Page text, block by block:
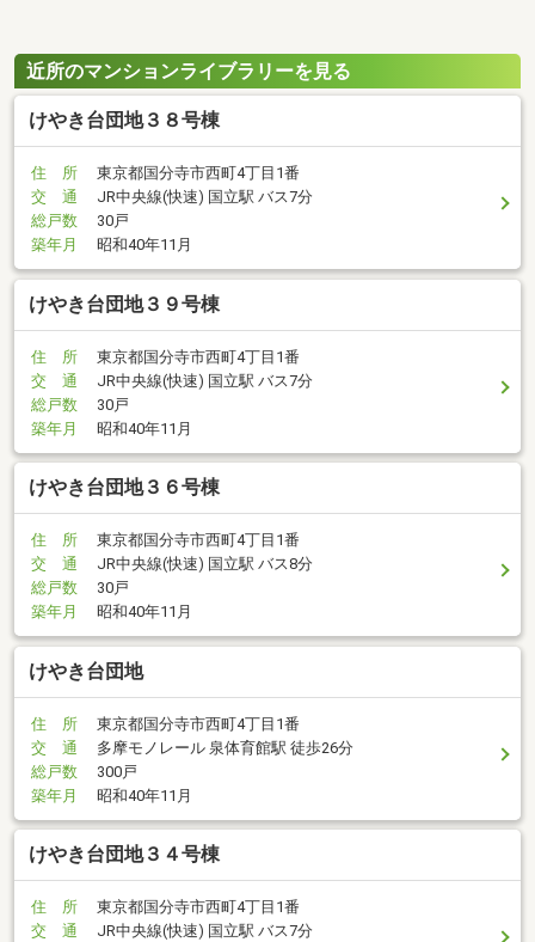
近所のマンションライブラリーを見る
けやき台団地３８号棟
住 所
東京都国分寺市西町4丁目1番
交 通
JR中央線(快速) 国立駅 バス7分
総戸数
30戸
築年月
昭和40年11月
けやき台団地３９号棟
住 所
東京都国分寺市西町4丁目1番
交 通
JR中央線(快速) 国立駅 バス7分
総戸数
30戸
築年月
昭和40年11月
けやき台団地３６号棟
住 所
東京都国分寺市西町4丁目1番
交 通
JR中央線(快速) 国立駅 バス8分
総戸数
30戸
築年月
昭和40年11月
けやき台団地
住 所
東京都国分寺市西町4丁目1番
交 通
多摩モノレール 泉体育館駅 徒歩26分
総戸数
300戸
築年月
昭和40年11月
けやき台団地３４号棟
住 所
東京都国分寺市西町4丁目1番
交 通
JR中央線(快速) 国立駅 バス7分